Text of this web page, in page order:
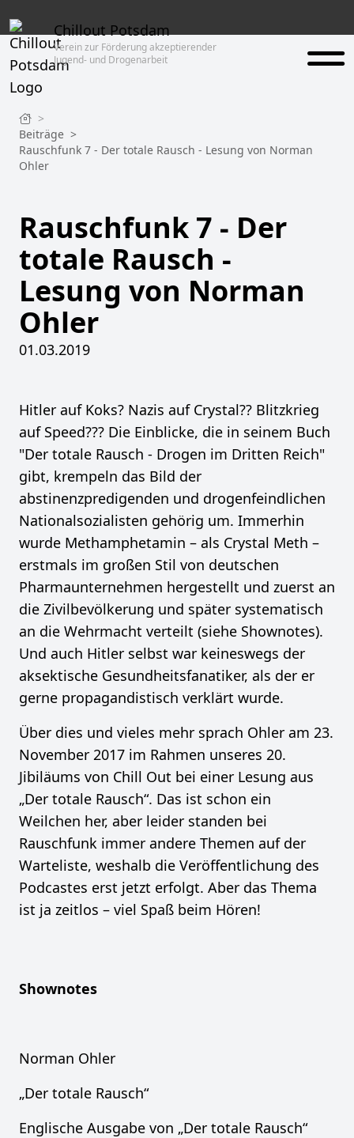
Chillout Potsdam
Verein zur Förderung akzeptierender
Jugend- und Drogenarbeit
>
Beiträge >
Rauschfunk 7 - Der totale Rausch - Lesung von Norman
Ohler
Rauschfunk 7 - Der
totale Rausch -
Lesung von Norman
Ohler
01.03.2019
Hitler auf Koks? Nazis auf Crystal?? Blitzkrieg
auf Speed??? Die Einblicke, die in seinem Buch
"Der totale Rausch - Drogen im Dritten Reich"
gibt, krempeln das Bild der
abstinenzpredigenden und drogenfeindlichen
Nationalsozialisten gehörig um. Immerhin
wurde Methamphetamin – als Crystal Meth –
erstmals im großen Stil von deutschen
Pharmaunternehmen hergestellt und zuerst an
die Zivilbevölkerung und später systematisch
an die Wehrmacht verteilt (siehe Shownotes).
Und auch Hitler selbst war keineswegs der
aksektische Gesundheitsfanatiker, als der er
gerne propagandistisch verklärt wurde.
Über dies und vieles mehr sprach Ohler am 23.
November 2017 im Rahmen unseres 20.
Jibiläums von Chill Out bei einer Lesung aus
„Der totale Rausch“. Das ist schon ein
Weilchen her, aber leider standen bei
Rauschfunk immer andere Themen auf der
Warteliste, weshalb die Veröffentlichung des
Podcastes erst jetzt erfolgt. Aber das Thema
ist ja zeitlos – viel Spaß beim Hören!
Shownotes
Norman Ohler
„Der totale Rausch“
Englische Ausgabe von „Der totale Rausch“